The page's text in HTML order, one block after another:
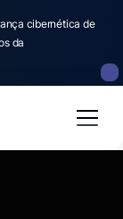
to receive